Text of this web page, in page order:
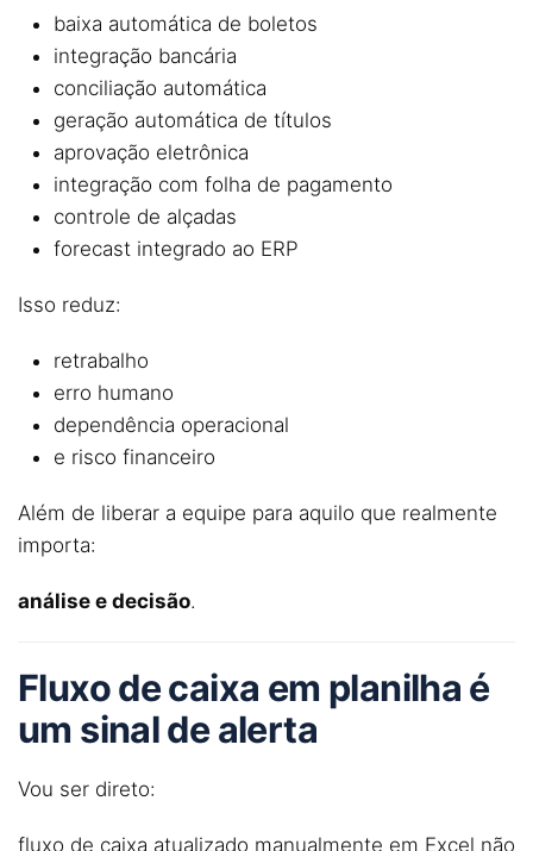
baixa automática de boletos
integração bancária
conciliação automática
geração automática de títulos
aprovação eletrônica
integração com folha de pagamento
controle de alçadas
forecast integrado ao ERP
Isso reduz:
retrabalho
erro humano
dependência operacional
e risco financeiro
Além de liberar a equipe para aquilo que realmente
importa:
análise e decisão.
Fluxo de caixa em planilha é
um sinal de alerta
Vou ser direto:
fluxo de caixa atualizado manualmente em Excel não